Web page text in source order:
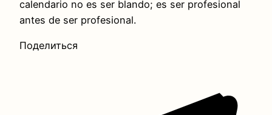
calendario no es ser blando; es ser profesional
antes de ser profesional.
Поделиться